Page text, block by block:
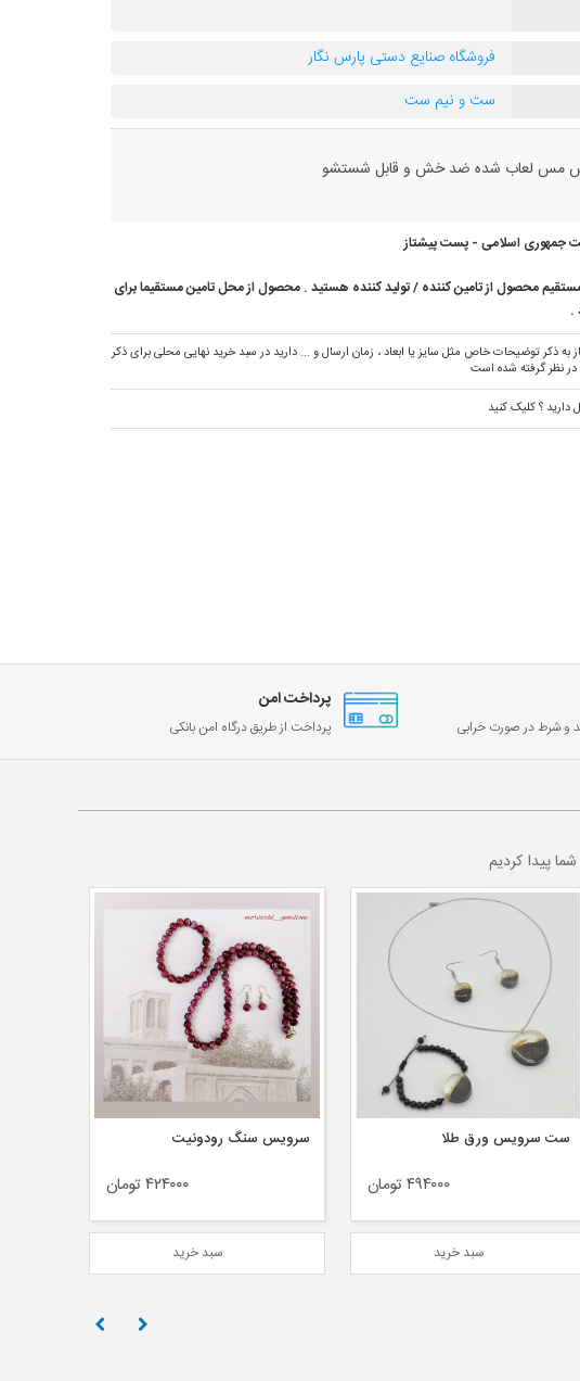
فروشگاه صنایع دستی پارس نگار
ست و نیم ست
مس لعاب شده ضد خش و قابل شستشو
جمهوری اسلامی - پست پیشتاز
محصول از تامین کننده / تولید کننده هستید . محصول از محل تامین مستقیما برای
.
به ذکر توضیحات خاص مثل سایز یا ابعاد ، زمان ارسال و ... دارید در سبد خرید نهایی محلی برای ذکر
نظر گرفته شده است
دارید ؟ کلیک کنید
و شرط در صورت خرابی
پرداخت امن
پرداخت از طریق درگاه امن بانکی
پیدا کردیم
ست سرویس ورق طلا
۴۹۴۰۰۰ تومان
سبد خرید
سرویس سنگ رودونیت
۴۲۴۰۰۰ تومان
سبد خرید